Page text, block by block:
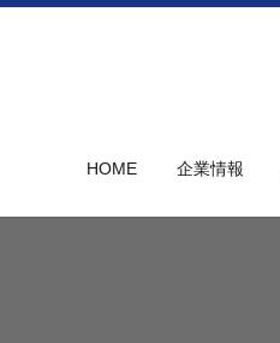
HOME 企業情報